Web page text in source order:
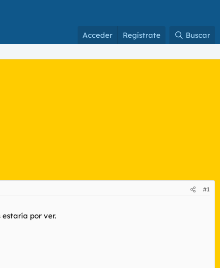
Acceder Regístrate Buscar
#1
estaría por ver.